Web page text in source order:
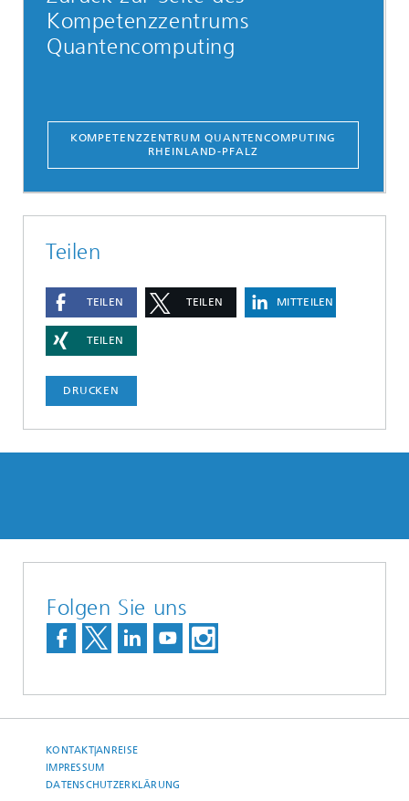
Kompetenzzentrums
Quantencomputing
KOMPETENZZENTRUM QUANTENCOMPUTING
RHEINLAND-PFALZ
Teilen
TEILEN TEILEN MITTEILEN
TEILEN
DRUCKEN
Folgen Sie uns
KONTAKT|ANREISE
IMPRESSUM
DATENSCHUTZERKLÄRUNG